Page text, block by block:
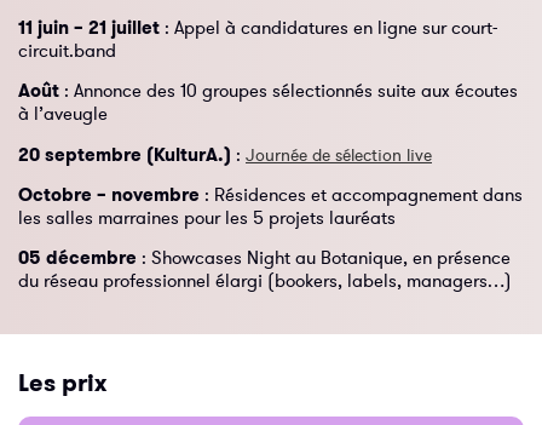
11 juin – 21 juillet : Appel à candidatures en ligne sur court-
circuit.band
Août : Annonce des 10 groupes sélectionnés suite aux écoutes
à l’aveugle
20 septembre (KulturA.) : Journée de sélection live
Octobre – novembre : Résidences et accompagnement dans
les salles marraines pour les 5 projets lauréats
05 décembre : Showcases Night au Botanique, en présence
du réseau professionnel élargi (bookers, labels, managers…)
Les prix